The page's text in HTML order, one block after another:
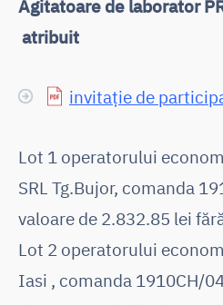
Agitatoare de laborator
atribuit
invitație de
Lot 1 operatorului
SRL Tg.Bujor, comanda
valoare de 2.832.85 lei
Lot 2 operatorului
Iasi , comanda 1910CH/